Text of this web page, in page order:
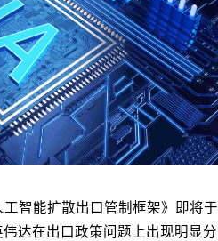
智能扩散出口管制框架》即将于
达在出口政策问题上出现明显分